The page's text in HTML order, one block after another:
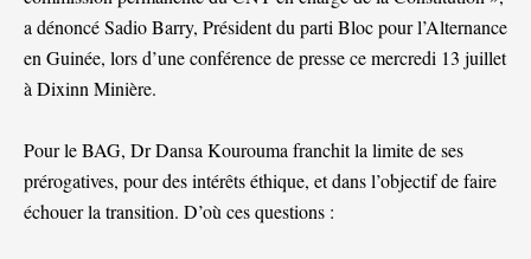
a dénoncé Sadio Barry, Président du parti Bloc pour l’Alternance
en Guinée, lors d’une conférence de presse ce mercredi 13 juillet
à Dixinn Minière.
Pour le BAG, Dr Dansa Kourouma franchit la limite de ses
prérogatives, pour des intérêts éthique, et dans l’objectif de faire
échouer la transition. D’où ces questions :